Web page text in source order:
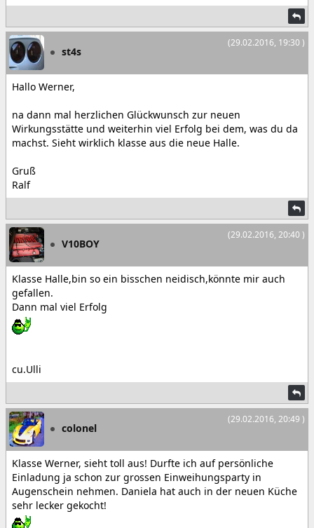
(29.02.2016, 19:30 )
st4s
Hallo Werner,
na dann mal herzlichen Glückwunsch zur neuen
Wirkungsstätte und weiterhin viel Erfolg bei dem, was du da
machst. Sieht wirklich klasse aus die neue Halle.
Gruß
Ralf
(29.02.2016, 20:40 )
V10BOY
Klasse Halle,bin so ein bisschen neidisch,könnte mir auch
gefallen.
Dann mal viel Erfolg
cu.Ulli
(29.02.2016, 20:49 )
colonel
Klasse Werner, sieht toll aus! Durfte ich auf persönliche
Einladung ja schon zur grossen Einweihungsparty in
Augenschein nehmen. Daniela hat auch in der neuen Küche
sehr lecker gekocht!